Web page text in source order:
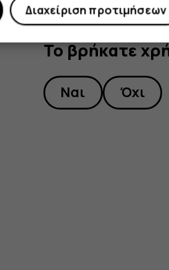
Το βρήκατε
Ναι Όχι
Διαχείριση προτιμήσεων